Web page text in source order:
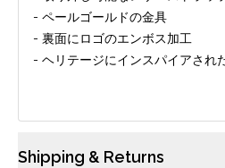
- ペールゴールドの金具
- 裏面にロゴのエンボス加工
- ヘリテージにインスパイアされ
Shipping & Returns